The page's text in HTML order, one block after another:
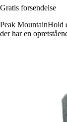
Gratis forsendelse
Peak MountainHold
der har en